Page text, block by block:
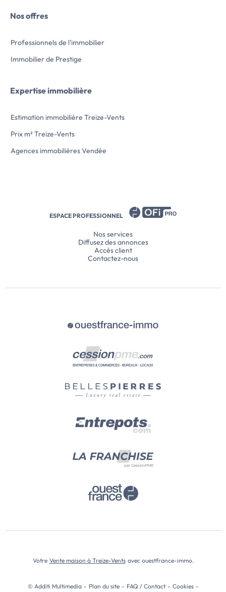
Nos offres
Professionnels de l'immobilier
Immobilier de Prestige
Expertise immobilière
Estimation immobilière Treize-Vents
Prix m² Treize-Vents
Agences immobilières Vendée
ESPACE PROFESSIONNEL
Nos services
Diffusez des annonces
Accès client
Contactez-nous
Votre Vente maison à Treize-Vents avec ouestfrance-immo.
© Additi Multimedia - Plan du site - FAQ / Contact - Cookies -